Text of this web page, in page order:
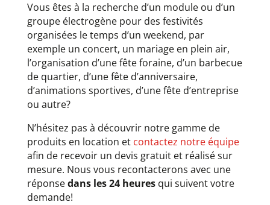
Vous êtes à la recherche d’un module ou d’un
groupe électrogène pour des festivités
organisées le temps d’un weekend, par
exemple un concert, un mariage en plein air,
l’organisation d’une fête foraine, d’un barbecue
de quartier, d’une fête d’anniversaire,
d’animations sportives, d’une fête d’entreprise
ou autre?
N’hésitez pas à découvrir notre gamme de
produits en location et contactez notre équipe
afin de recevoir un devis gratuit et réalisé sur
mesure. Nous vous recontacterons avec une
réponsedans les 24 heuresqui suivent votre
demande!